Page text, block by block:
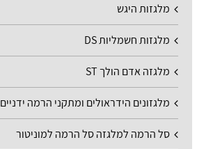
מלגזות היגש
מלגזות חשמליות DS
מלגזה אדם הולך ST
מלגזונים הידראולים ומתקני הרמה ידניים
סל הרמה למלגזה סל הרמה למוניטור